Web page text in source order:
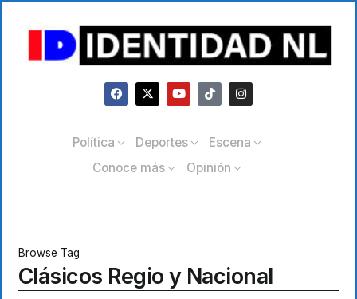
Política Deportes
Escena
Conoce más
Opinión
Browse Tag
Clásicos Regio y Nacional